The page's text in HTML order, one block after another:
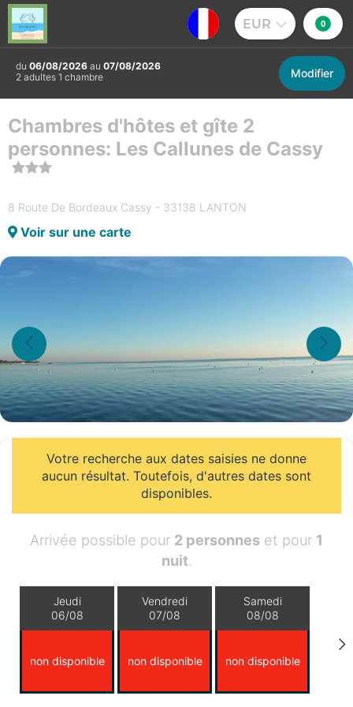
EUR 0
du 06/08/2026 au 07/08/2026
2 adultes 1 chambre
Modifier
Chambres d'hôtes et gîte 2
personnes: Les Callunes de Cassy
8 Route De Bordeaux Cassy - 33138 LANTON
Voir sur une carte
Votre recherche aux dates saisies ne donne
aucun résultat. Toutefois, d'autres dates sont
disponibles.
Arrivée possible pour 2 personnes et pour 1
nuit.
Jeudi
06/08
non disponible
Vendredi
07/08
non disponible
Samedi
08/08
non disponible